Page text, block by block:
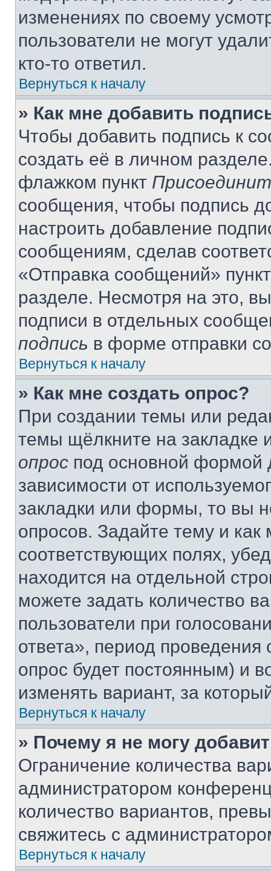
изменениях по своему
пользователи не могут
кто-то ответил.
Вернуться к началу
» Как мне добавить
Чтобы добавить подпись к
создать её в личном
флажком пункт
сообщения, чтобы подпись
настроить добавление
сообщениям, сделав
«Отправка сообщений»
разделе. Несмотря на это,
подписи в отдельных
подпись в форме отправки
Вернуться к началу
» Как мне создать опрос?
При создании темы или
темы щёлкните на
опрос под основной формой
зависимости от
закладки или формы, то вы
опросов. Задайте тему и
соответствующих полях,
находится на отдельной
можете задать количество
пользователи при
ответа», период проведения
опрос будет постоянным) и
изменять вариант, за
Вернуться к началу
» Почему я не могу
Ограничение количества
администратором
количество вариантов,
свяжитесь с
Вернуться к началу